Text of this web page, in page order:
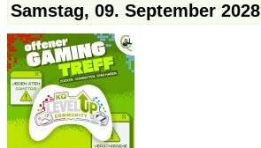
Samstag, 09. September 2028